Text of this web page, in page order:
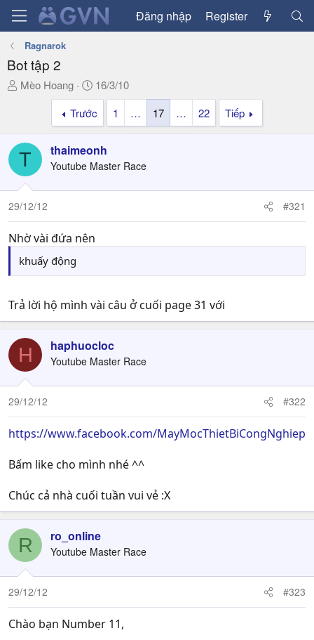
Đăng nhập Register
Ragnarok
Bot tập 2
T
a
d
s
t
a
e
r
Mèo Hoang
N
g
à
y
ử
i
16/3/10
Trước
1 … 17 … 22 Tiếp
T thaimeonh
Youtube Master Race
29/12/12 #321
Nhờ vài đứa nên
khuấy động
Trả lời hộ mình vài câu ở cuối page 31 với
H haphuocloc
Youtube Master Race
29/12/12 #322
https://www.facebook.com/MayMocThietBiCongNghiep
Bấm like cho mình nhé ^^
Chúc cả nhà cuối tuần vui vẻ :X
R ro_online
Youtube Master Race
29/12/12 #323
Chào bạn Number 11,